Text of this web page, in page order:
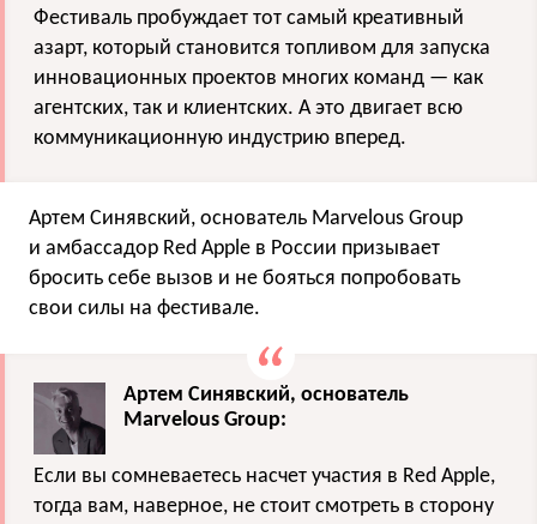
Фестиваль пробуждает тот самый креативный
азарт, который становится топливом для запуска
инновационных проектов многих команд — как
агентских, так и клиентских. А это двигает всю
коммуникационную индустрию вперед.
Артем Синявский, основатель Marvelous Group
и амбассадор Red Apple в России призывает
бросить себе вызов и не бояться попробовать
свои силы на фестивале.
Артем Синявский, основатель
Marvelous Group:
Если вы сомневаетесь насчет участия в Red Apple,
тогда вам, наверное, не стоит смотреть в сторону